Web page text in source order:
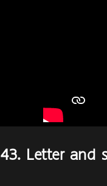
43. Letter and